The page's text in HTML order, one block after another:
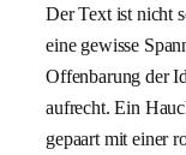
Der Text ist nicht
eine gewisse
Offenbarung der
aufrecht. Ein
gepaart mit einer